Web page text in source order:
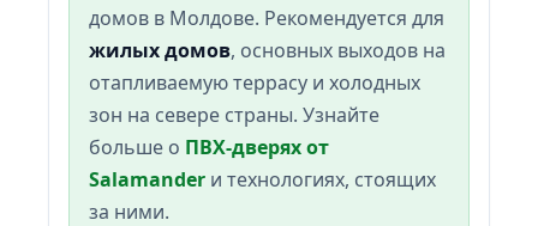
домов в Молдове. Рекомендуется для
жилых домов, основных выходов на
отапливаемую террасу и холодных
зон на севере страны. Узнайте
больше о ПВХ-дверях от
Salamander и технологиях, стоящих
за ними.